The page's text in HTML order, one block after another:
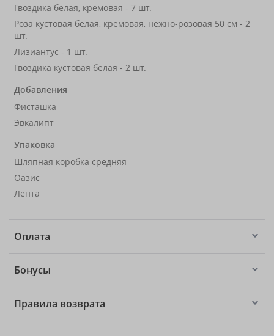
Гвоздика белая, кремовая - 7 шт.
Роза кустовая белая, кремовая, нежно-розовая 50 см - 2
шт.
Лизиантус - 1 шт.
Гвоздика кустовая белая - 2 шт.
Добавления
Фисташка
Эвкалипт
Упаковка
Шляпная коробка средняя
Оазис
Лента
Оплата
Бонусы
Правила возврата